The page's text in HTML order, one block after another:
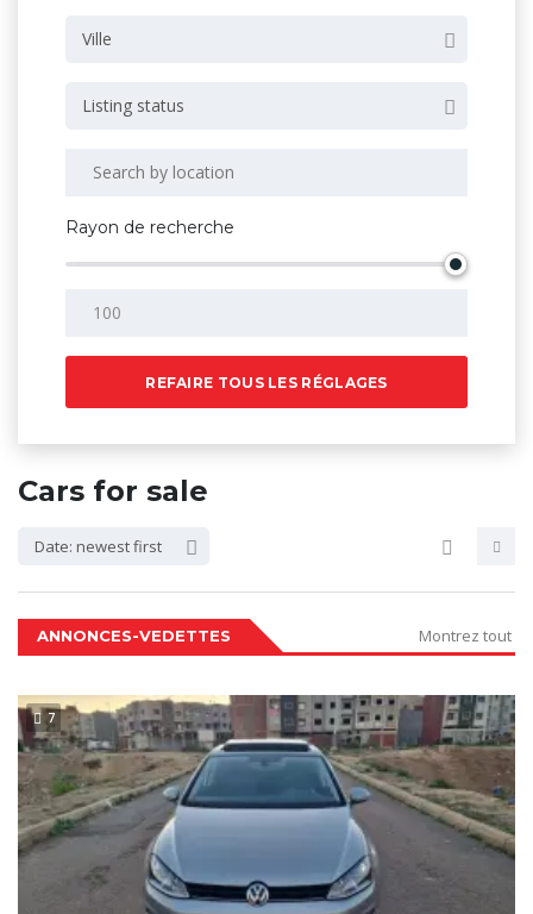
Ville
Listing status
Rayon de recherche
REFAIRE TOUS LES RÉGLAGES
Cars for sale
Date: newest first
ANNONCES-VEDETTES Montrez tout
7 SPECIAL